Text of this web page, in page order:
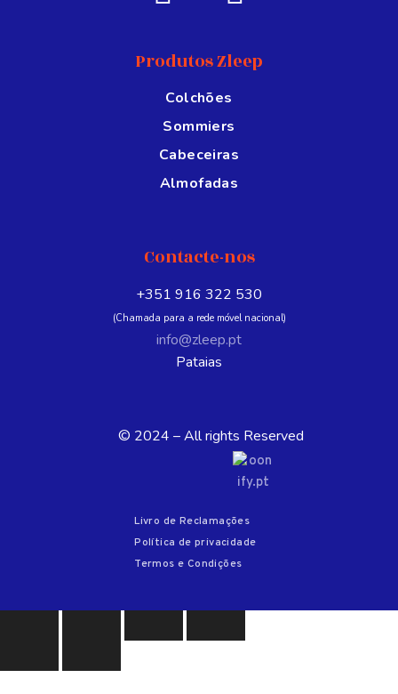
Produtos Zleep
Colchões
Sommiers
Cabeceiras
Almofadas
Contacte-nos
+351 916 322 530
(Chamada para a rede móvel nacional)
info@zleep.pt
Pataias
© 2024 – All rights Reserved
Livro de Reclamações
Política de privacidade
Termos e Condições